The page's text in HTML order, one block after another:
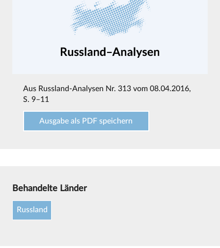
Aus Russland-Analysen Nr. 313 vom 08.04.2016,
S. 9–11
Ausgabe als PDF speichern
Behandelte Länder
Russland